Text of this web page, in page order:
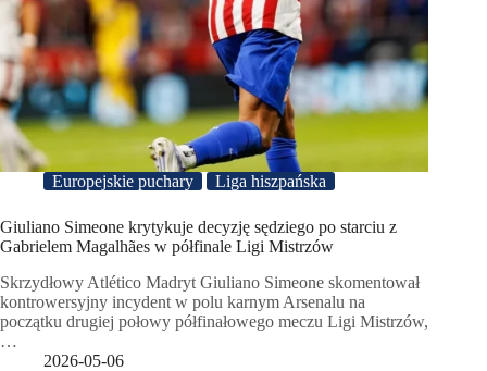
Europejskie puchary Liga hiszpańska
Giuliano Simeone krytykuje decyzję sędziego po starciu z
Gabrielem Magalhães w półfinale Ligi Mistrzów
Skrzydłowy Atlético Madryt Giuliano Simeone skomentował
kontrowersyjny incydent w polu karnym Arsenalu na
początku drugiej połowy półfinałowego meczu Ligi Mistrzów,
…
2026-05-06